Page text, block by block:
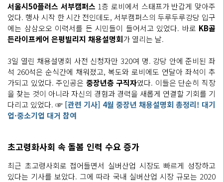
서울시50플러스 서부캠퍼스 1층 로비에서 스태프가 반갑게 맞아주
었다. 행사 시작 한 시간 전인데도, 서부캠퍼스의 두루두루강당 입구
에는 삼삼오오 이력서를 든 시민들이 들어서고 있었다. 바로 KB골
든라이프케어 은평빌리지 채용설명회가 열리는 날.
3일 열린 채용설명회 사전 신청자만 320여 명. 강당 안에 준비된 좌
석 260석은 순식간에 채워졌고, 복도와 로비에도 연달아 좌석이 추
가되고 있었다. 주인공은 중장년층 구직자였다. 이들은 단순히 직장
을 찾는 것이 아니라 자신의 경험과 경력을 새롭게 연결할 기회를 기
다리고 있었다. ☞ [관련 기사] 4월 중장년 채용설명회 총정리! 대기
업·중소기업 대거 참여
초고령화사회 속 돌봄 인력 수요 증가
최근 초고령사회로 접어들면서 실버산업 시장도 빠르게 성장하고
있다는 기사를 보았다. 그에 따라 국내 실버산업 시장 규모는 2020